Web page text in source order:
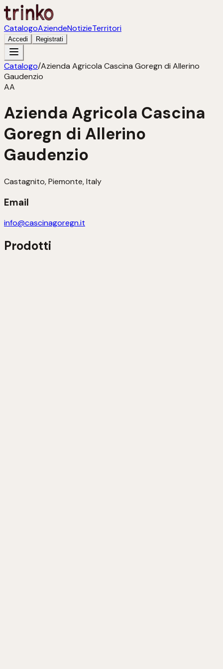
CatalogoAziendeNotizieTerritori
Accedi Registrati
Catalogo/Azienda Agricola Cascina Goregn di Allerino
Gaudenzio
AA
Azienda Agricola Cascina
Goregn di Allerino
Gaudenzio
Castagnito, Piemonte, Italy
Email
info@cascinagoregn.it
Prodotti